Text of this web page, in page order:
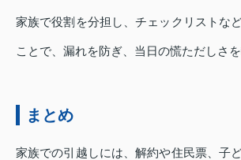
家族で役割を分担し、チェックリストな
ことで、漏れを防ぎ、当日の慌ただしさを
まとめ
家族での引越しには、解約や住民票、子